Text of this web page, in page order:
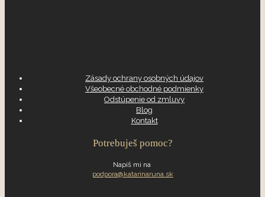
Zásady ochrany osobných údajov
Všeobecné obchodné podmienky
Odstúpenie od zmluvy
Blog
Kontakt
Potrebuješ pomoc?
Napíš mi na
podpora@katarinaruna.sk